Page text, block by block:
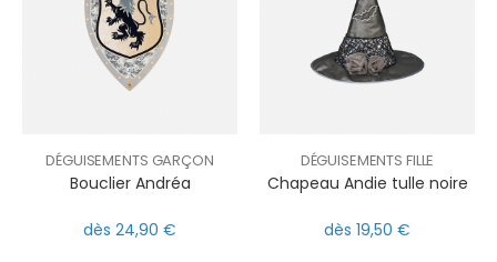
DÉGUISEMENTS GARÇON
Bouclier Andréa
dès 24,90 €
DÉGUISEMENTS FILLE
Chapeau Andie tulle noire
dès 19,50 €